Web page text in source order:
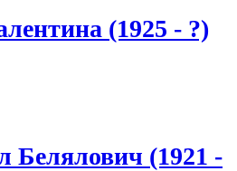
(1925 - ?)
Белялович (1921 -